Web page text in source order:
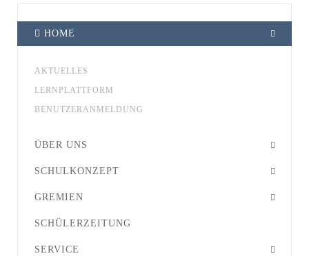
HOME
AKTUELLES
LERNPLATTFORM
BENUTZERANMELDUNG
ÜBER UNS
SCHULKONZEPT
GREMIEN
SCHÜLERZEITUNG
SERVICE